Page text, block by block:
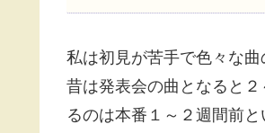
私は初見が苦手で色々な曲
昔は発表会の曲となると
るのは本番１～２週間前